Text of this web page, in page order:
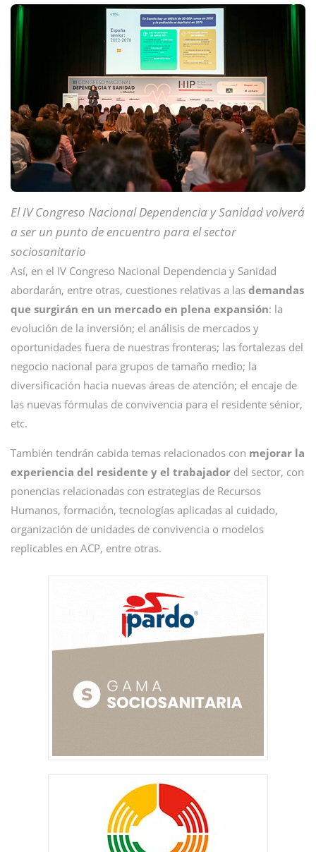
El IV Congreso Nacional Dependencia y Sanidad volverá
a ser un punto de encuentro para el sector
sociosanitario
Así, en el IV Congreso Nacional Dependencia y Sanidad
abordarán, entre otras, cuestiones relativas a las demandas
que surgirán en un mercado en plena expansión: la
evolución de la inversión; el análisis de mercados y
oportunidades fuera de nuestras fronteras; las fortalezas del
negocio nacional para grupos de tamaño medio; la
diversificación hacia nuevas áreas de atención; el encaje de
las nuevas fórmulas de convivencia para el residente sénior,
etc.
También tendrán cabida temas relacionados con mejorar la
experiencia del residente y el trabajador del sector, con
ponencias relacionadas con estrategias de Recursos
Humanos, formación, tecnologías aplicadas al cuidado,
organización de unidades de convivencia o modelos
replicables en ACP, entre otras.